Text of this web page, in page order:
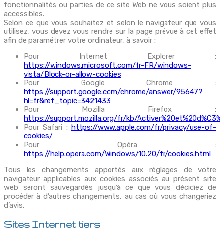
fonctionnalités ou parties de ce site Web ne vous soient plus
accessibles.
Selon ce que vous souhaitez et selon le navigateur que vous
utilisez, vous devez vous rendre sur la page prévue à cet effet
afin de paramétrer votre ordinateur, à savoir :
Pour Internet Explorer :
https://windows.microsoft.com/fr-FR/windows-
vista/Block-or-allow-cookies
Pour Google Chrome :
https://support.google.com/chrome/answer/95647?
hl=fr&ref_topic=3421433
Pour Mozilla Firefox :
https://support.mozilla.org/fr/kb/
Pour Safari : https://www.apple.com/fr/privacy/use-of-
cookies/
Pour Opéra :
https://help.opera.com/Windows/10.20/fr/cookies.html
Tous les changements apportés aux réglages de votre
navigateur applicables aux cookies associés au présent site
web seront sauvegardés jusqu’à ce que vous décidiez de
procéder à d’autres changements, au cas où vous changeriez
d’avis.
Sites Internet tiers